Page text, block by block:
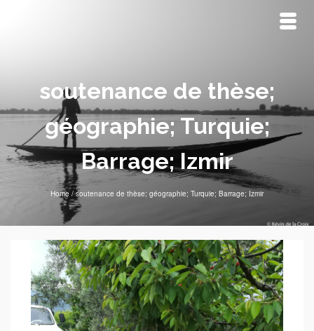
soutenance de thèse;
géographie; Turquie;
Barrage; Izmir
Home / soutenance de thèse; géographie; Turquie; Barrage; Izmir